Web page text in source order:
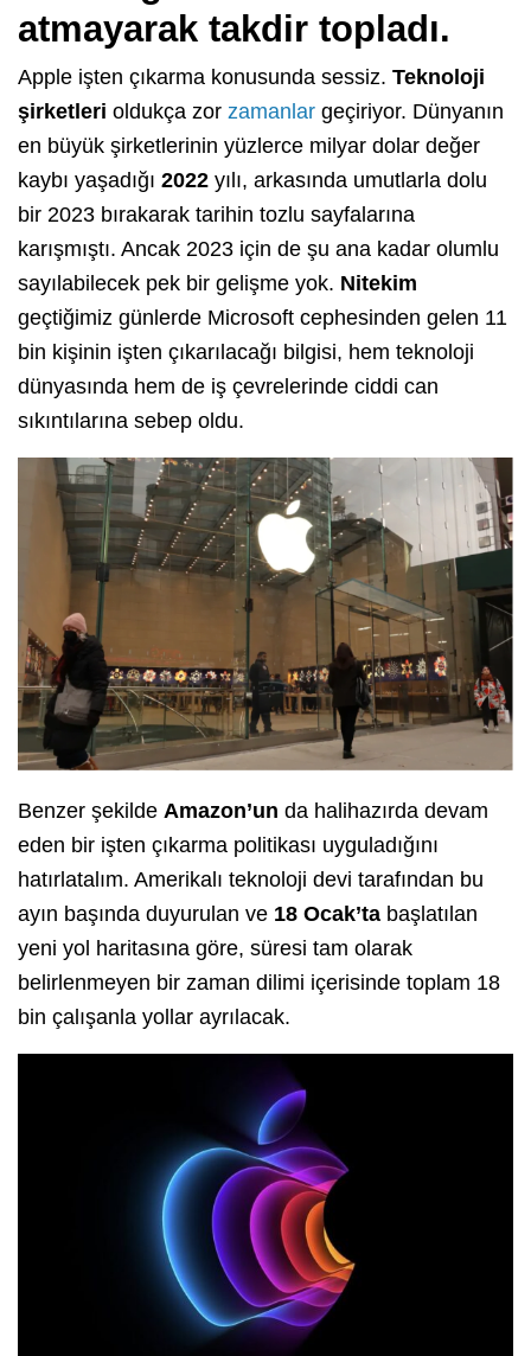
atmayarak takdir topladı.
Apple işten çıkarma konusunda sessiz. Teknoloji
şirketleri oldukça zor zamanlar geçiriyor. Dünyanın
en büyük şirketlerinin yüzlerce milyar dolar değer
kaybı yaşadığı 2022 yılı, arkasında umutlarla dolu
bir 2023 bırakarak tarihin tozlu sayfalarına
karışmıştı. Ancak 2023 için de şu ana kadar olumlu
sayılabilecek pek bir gelişme yok. Nitekim
geçtiğimiz günlerde Microsoft cephesinden gelen 11
bin kişinin işten çıkarılacağı bilgisi, hem teknoloji
dünyasında hem de iş çevrelerinde ciddi can
sıkıntılarına sebep oldu.
Benzer şekilde Amazon’un da halihazırda devam
eden bir işten çıkarma politikası uyguladığını
hatırlatalım. Amerikalı teknoloji devi tarafından bu
ayın başında duyurulan ve 18 Ocak’ta başlatılan
yeni yol haritasına göre, süresi tam olarak
belirlenmeyen bir zaman dilimi içerisinde toplam 18
bin çalışanla yollar ayrılacak.